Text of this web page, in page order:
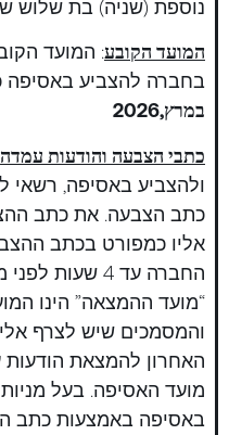
נוספת (שניה) בת שלוש
המועד הקובע: המועד
בחברה להצביע באסיפה
במרץ,2026
כתבי הצבעה והודעות עמדה
ולהצביע באסיפה, רשאי
כתב הצבעה. את כתב
אליו כמפורט בכתב
החברה עד 4
“מועד ההמצאה” הינו
והמסמכים שיש לצרף
מועד האסיפה. בעל
באסיפה באמצעות כתב